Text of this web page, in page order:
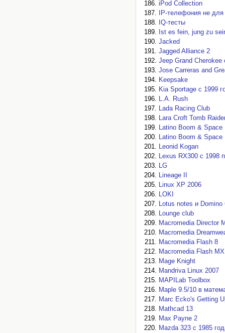
iPod Collection
IP-телефония не
IQ-тесты
Ist es fein, jung zu
Jacked
Jagged Alliance 2
Jeep Grand Cherokee
Jose Carreras and
Keepsake
Kia Sportage с 1999
L.A. Rush
Lada Racing Club
Lara Croft Tomb
Latino Boom & Space
Latino Boom & Space
Leonid Kogan
Lexus RX300 с 1998
LG
Lineage II
Linux XP 2006
LOKI
Lotus notes и Domino
Lounge club
Macromedia Director
Macromedia
Macromedia Flash 8
Macromedia Flash
Mage Knight
Mandriva Linux 2007
MAPILab Toolbox
Maple 9.5/10 в
Marc Ecko's Getting
Mathcad 13
Max Payne 2
Mazda 323 с 1985